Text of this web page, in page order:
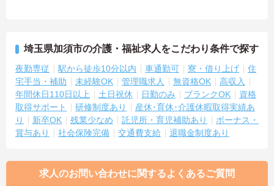
埼玉県加須市の介護・福祉求人をこだわり条件で探す
夜勤専従 駅から徒歩10分以内 車通勤可 寮・借り上げ
住
宅手当・補助
未経験OK 管理職求人 無資格OK
高収入
年間休日110日以上
土日祝休 日勤のみ ブランクOK
資格
取得サポート
研修制度あり
産休･育休･介護休暇取得実績あ
り
新卒OK 残業少なめ 託児所・育児補助あり
ボーナス・
賞与あり
社会保険完備 交通費支給 退職金制度あり
求人のお問い合わせに関するよくあるご質問